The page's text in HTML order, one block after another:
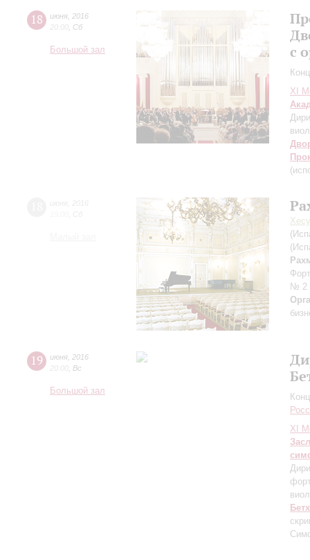
18 июня 2016
20:00 Сб
Большой зал
с
XI
№ 2
19 июня 2016
20:00 Вс
Большой зал
XI